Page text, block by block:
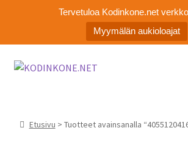
Tervetuloa Kodinkone.net
Myymälän aukioloajat
Siirry
Siirry
Etusivu > Tuotteet avainsanalla